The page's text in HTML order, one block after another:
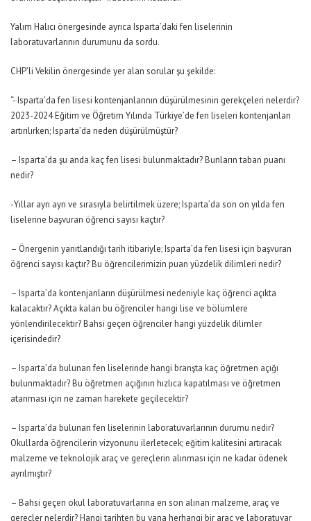
Yalım Halıcı önergesinde ayrıca Isparta’daki fen liselerinin
laboratuvarlarının durumunu da sordu.
CHP’li Vekilin önergesinde yer alan sorular şu şekilde:
“- Isparta’da fen lisesi kontenjanlarının düşürülmesinin gerekçeleri nelerdir?
2023-2024 Eğitim ve Öğretim Yılında Türkiye’de fen liseleri kontenjanları
artırılırken; Isparta’da neden düşürülmüştür?
– Isparta’da şu anda kaç fen lisesi bulunmaktadır? Bunların taban puanı
nedir?
-Yıllar ayrı ayrı ve sırasıyla belirtilmek üzere; Isparta’da son on yılda fen
liselerine başvuran öğrenci sayısı kaçtır?
– Önergenin yanıtlandığı tarih itibariyle; Isparta’da fen lisesi için başvuran
öğrenci sayısı kaçtır? Bu öğrencilerimizin puan yüzdelik dilimleri nedir?
– Isparta’da kontenjanların düşürülmesi nedeniyle kaç öğrenci açıkta
kalacaktır? Açıkta kalan bu öğrenciler hangi lise ve bölümlere
yönlendirilecektir? Bahsi geçen öğrenciler hangi yüzdelik dilimler
içerisindedir?
– Isparta’da bulunan fen liselerinde hangi branşta kaç öğretmen açığı
bulunmaktadır? Bu öğretmen açığının hızlıca kapatılması ve öğretmen
atanması için ne zaman harekete geçilecektir?
– Isparta’da bulunan fen liselerinin laboratuvarlarının durumu nedir?
Okullarda öğrencilerin vizyonunu ilerletecek; eğitim kalitesini artıracak
malzeme ve teknolojik araç ve gereçlerin alınması için ne kadar ödenek
ayrılmıştır?
– Bahsi geçen okul laboratuvarlarına en son alınan malzeme, araç ve
gereçler nelerdir? Hangi tarihten bu yana herhangi bir araç ve laboratuvar